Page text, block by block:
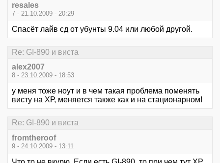
resales
7 - 21.10.2009 - 20:29
Спасёт лайв сд от убунты 9.04 или любой другой.
Re: GI-890 и виста
alex2007
8 - 23.10.2009 - 18:53
у меня тоже ноут и в чем такая проблема поменять
висту на ХР, меняется также как и на стационарном!
Re: GI-890 и виста
fromtheroof
9 - 24.10.2009 - 13:11